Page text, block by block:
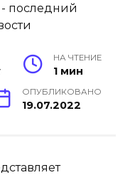
НА ЧТЕНИЕ
1 мин
ОПУБЛИКОВАНО
19.07.2022